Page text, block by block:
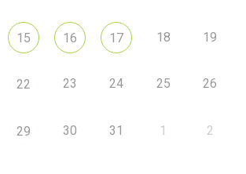
15 16 17 18 19
22 23 24 25 26
29 30 31 1 2